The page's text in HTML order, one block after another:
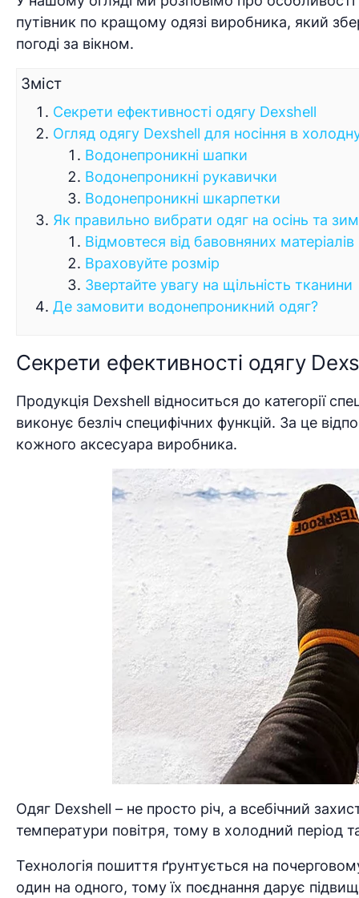
путівник по кращому одязі виробника, який
погоді за вікном.
Зміст
Секрети ефективності одягу Dexshell
Огляд одягу Dexshell для носіння в
Водонепроникні шапки
Водонепроникні рукавички
Водонепроникні шкарпетки
Як правильно вибрати одяг на осінь та
Відмовтеся від бавовняних матеріалів
Враховуйте розмір
Звертайте увагу на щільність тканини
Де замовити водонепроникний одяг?
Секрети ефективності одягу
Продукція Dexshell відноситься до категорії
виконує безліч специфічних функцій. За це
кожного аксесуара виробника.
Одяг Dexshell – не просто річ, а всебічний
температури повітря, тому в холодний період
Технологія пошиття ґрунтується на
один на одного, тому їх поєднання дарує